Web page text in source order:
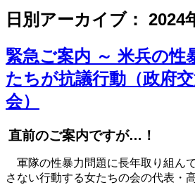
日別アーカイブ： 2024
緊急ご案内 ～ 米兵の性
たちが抗議行動（政府
会）
直前のご案内ですが…！
軍隊の性暴力問題に長年取り組ん
さない行動する女たちの会の代表・